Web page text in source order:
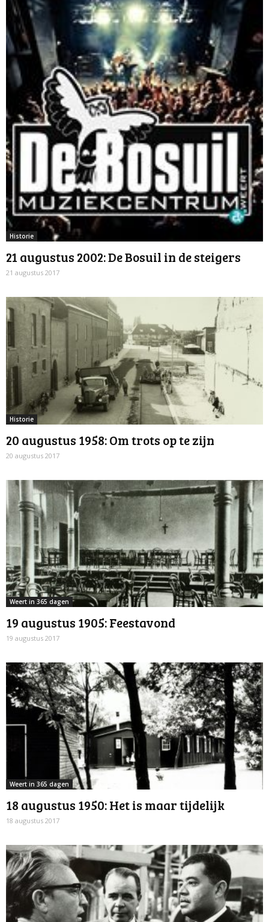
Historie
21 augustus 2002: De Bosuil in de steigers
21 augustus 2017
Historie
20 augustus 1958: Om trots op te zijn
20 augustus 2017
Weert in 365 dagen
19 augustus 1905: Feestavond
19 augustus 2017
Weert in 365 dagen
18 augustus 1950: Het is maar tijdelijk
18 augustus 2017